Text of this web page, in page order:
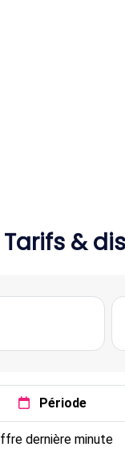
Tarifs &
Période
dernière minute